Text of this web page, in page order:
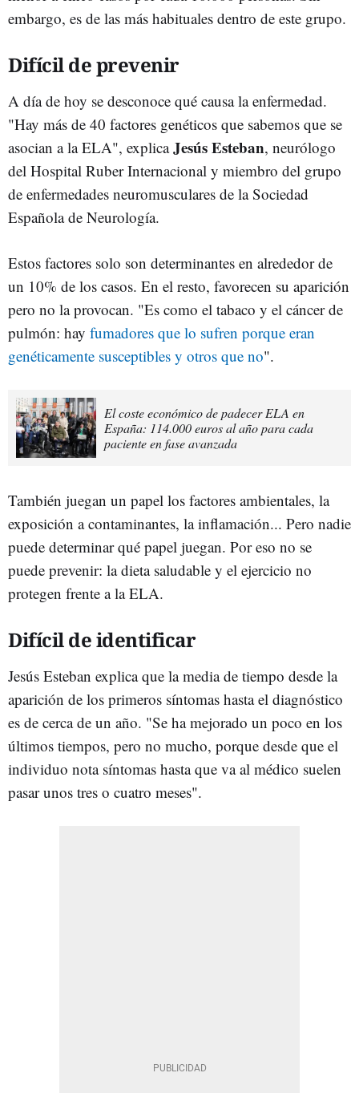
embargo, es de las más habituales dentro de este grupo.
Difícil de prevenir
A día de hoy se desconoce qué causa la enfermedad.
"Hay más de 40 factores genéticos que sabemos que se
asocian a la ELA", explicaJesús Esteban, neurólogo
del Hospital Ruber Internacional y miembro del grupo
de enfermedades neuromusculares de la Sociedad
Española de Neurología.
Estos factores solo son determinantes en alrededor de
un 10% de los casos. En el resto, favorecen su aparición
pero no la provocan. "Es como el tabaco y el cáncer de
pulmón: hay fumadores que lo sufren porque eran
genéticamente susceptibles y otros que no".
El coste económico de padecer ELA en
España: 114.000 euros al año para cada
paciente en fase avanzada
También juegan un papel los factores ambientales, la
exposición a contaminantes, la inflamación... Pero nadie
puede determinar qué papel juegan. Por eso no se
puede prevenir: la dieta saludable y el ejercicio no
protegen frente a la ELA.
Difícil de identificar
Jesús Esteban explica que la media de tiempo desde la
aparición de los primeros síntomas hasta el diagnóstico
es de cerca de un año. "Se ha mejorado un poco en los
últimos tiempos, pero no mucho, porque desde que el
individuo nota síntomas hasta que va al médico suelen
pasar unos tres o cuatro meses".